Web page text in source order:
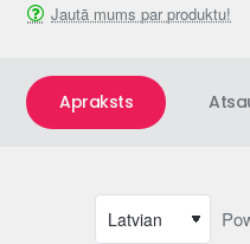
Jautā mums par produktu!
Apraksts